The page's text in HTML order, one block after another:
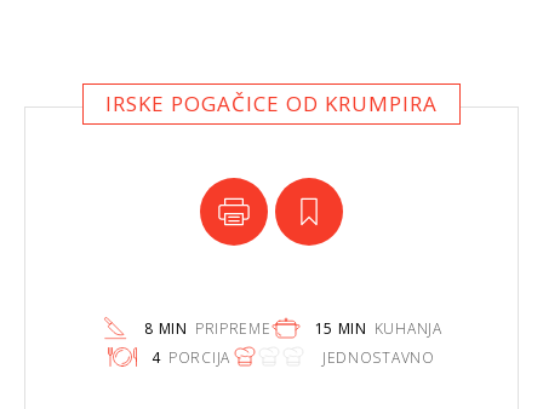
IRSKE POGAČICE OD KRUMPIRA
8 MIN PRIPREME 15 MIN KUHANJA
4 PORCIJA JEDNOSTAVNO